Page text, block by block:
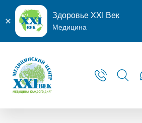
Здоровье XXI Век
Медицина